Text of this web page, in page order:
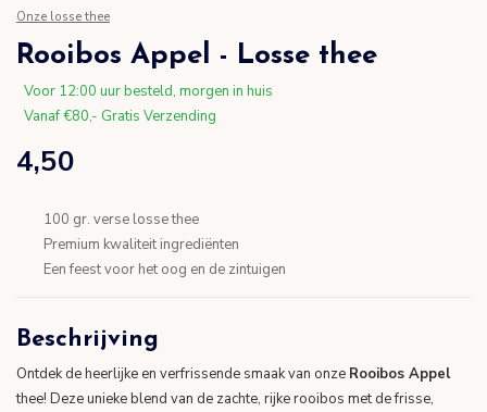
Onze losse thee
Rooibos Appel - Losse thee
100 gr. verse losse thee
Premium kwaliteit ingrediënten
Een feest voor het oog en de zintuigen
4,50
Voor 12:00 uur besteld, morgen in huis
Vanaf €80,- Gratis Verzending
Beschrijving
Ontdek de heerlijke en verfrissende smaak van onze Rooibos Appel
thee! Deze unieke blend van de zachte, rijke rooibos met de frisse,